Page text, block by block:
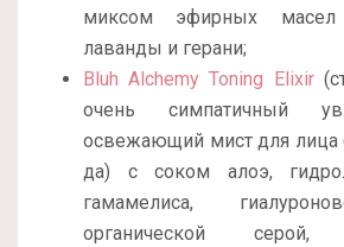
миксом эфирных масел
лаванды и герани;
Bluh Alchemy Toning Elixir
очень симпатичный
освежающий мист для
да) с соком алоэ,
гамамелиса,
органической серой,